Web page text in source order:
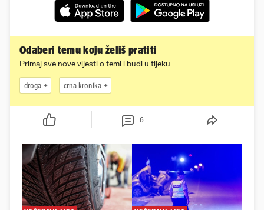
Odaberi temu koju želiš pratiti
Primaj sve nove vijesti o temi i budi u tijeku
droga crna kronika
6